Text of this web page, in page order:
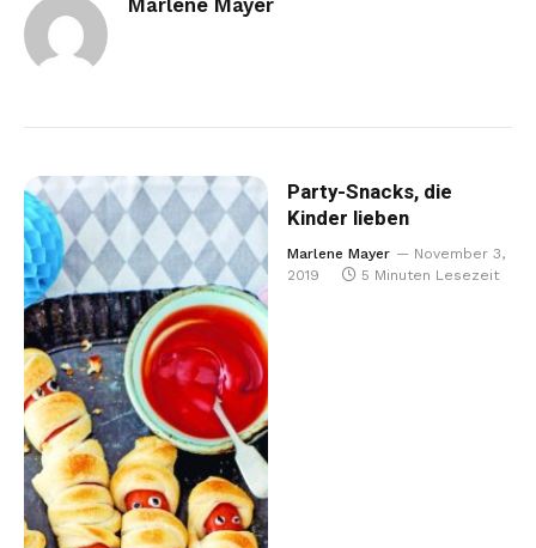
Marlene Mayer
Party-Snacks, die
Kinder lieben
Marlene Mayer
November 3,
2019
5 Minuten Lesezeit